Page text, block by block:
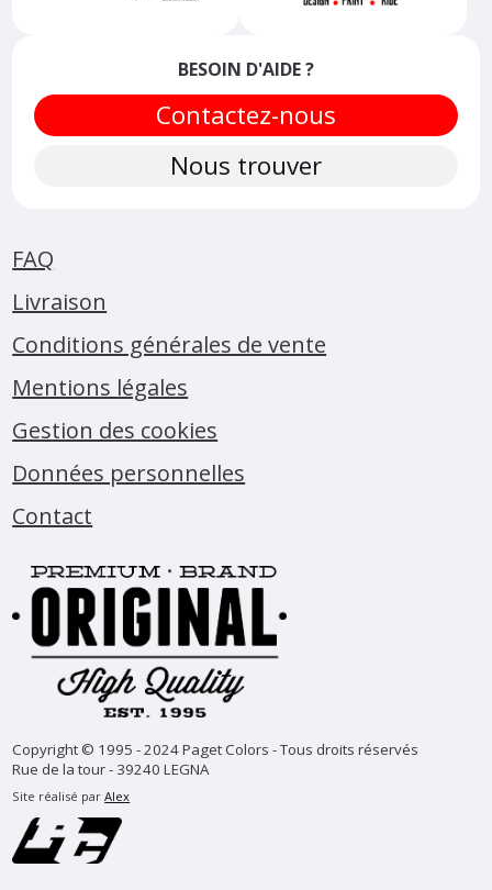
BESOIN D'AIDE ?
Contactez-nous
Nous trouver
FAQ
Livraison
Conditions générales de vente
Mentions légales
Gestion des cookies
Données personnelles
Contact
Copyright © 1995 - 2024 Paget Colors - Tous droits réservés
Rue de la tour - 39240 LEGNA
Site réalisé parAlex